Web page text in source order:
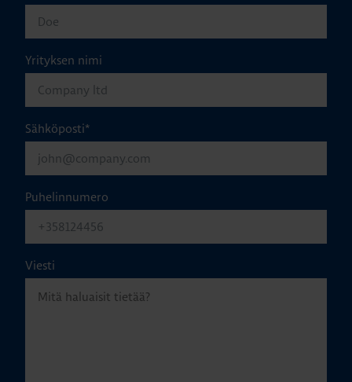
Yrityksen nimi
Sähköposti*
Puhelinnumero
Viesti